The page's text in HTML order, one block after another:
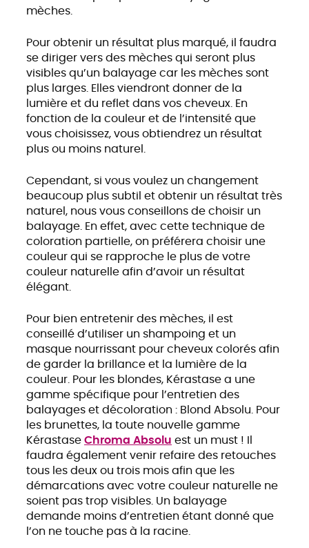
mèches.
Pour obtenir un résultat plus marqué, il faudra
se diriger vers des mèches qui seront plus
visibles qu’un balayage car les mèches sont
plus larges. Elles viendront donner de la
lumière et du reflet dans vos cheveux. En
fonction de la couleur et de l’intensité que
vous choisissez, vous obtiendrez un résultat
plus ou moins naturel.
Cependant, si vous voulez un changement
beaucoup plus subtil et obtenir un résultat très
naturel, nous vous conseillons de choisir un
balayage. En effet, avec cette technique de
coloration partielle, on préférera choisir une
couleur qui se rapproche le plus de votre
couleur naturelle afin d’avoir un résultat
élégant.
Pour bien entretenir des mèches, il est
conseillé d’utiliser un shampoing et un
masque nourrissant pour cheveux colorés afin
de garder la brillance et la lumière de la
couleur. Pour les blondes, Kérastase a une
gamme spécifique pour l’entretien des
balayages et décoloration : Blond Absolu. Pour
les brunettes, la toute nouvelle gamme
Kérastase Chroma Absolu est un must ! Il
faudra également venir refaire des retouches
tous les deux ou trois mois afin que les
démarcations avec votre couleur naturelle ne
soient pas trop visibles. Un balayage
demande moins d’entretien étant donné que
l’on ne touche pas à la racine.